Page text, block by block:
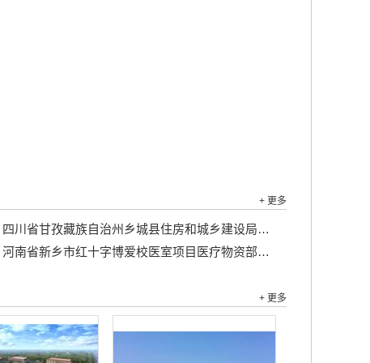
+ 更多
四川省甘孜藏族自治州乡城县住房和城乡建设局乡城县城区主街巷环境整治及绿地配套工程竞争性磋商公告...
河南省新乡市红十字博爱校医室项目医疗物资部分...
+ 更多